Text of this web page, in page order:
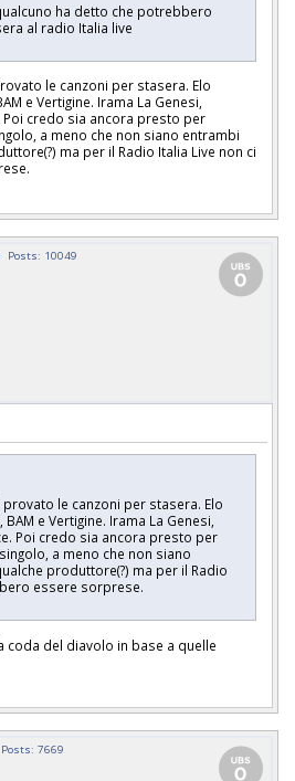
ha detto che potrebbero
al radio Italia live
le canzoni per stasera. Elo
e Vertigine. Irama La Genesi,
Poi credo sia ancora presto per
a meno che non siano entrambi
ma per il Radio Italia Live non ci
Posts: 10049
le canzoni per stasera. Elo
e Vertigine. Irama La Genesi,
Poi credo sia ancora presto per
a meno che non siano
produttore(?) ma per il Radio
essere sorprese.
coda del diavolo in base a quelle
Posts: 7669